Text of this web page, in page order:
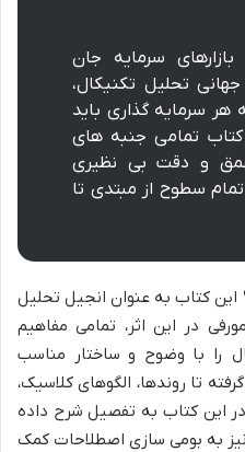
سرمایه جان
تحلیل تکنیکال،
سرمایه گذاری باید
تمامی جنبه های
عمق و دقت بی نظیری
سطوح از مبتدی تا
این کتاب به عنوان انجیل تحلیل
در این اثر، تمامی مفاهیم
را با وضوح و ساختار مناسب
تا روندها، الگوهای کلاسیک،
این کتاب به تفصیل شرح داده
به بومی سازی اصطلاحات کمک